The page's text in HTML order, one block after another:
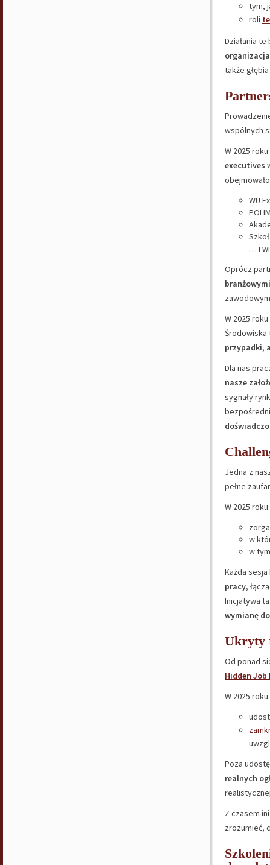
tym,
roli
Działania
także
wspólnych
W 2025
executives
WU
… i
Oprócz
branżowymi
W 2025
Środowiska
przypadki,
Dla nas
nasze
sygnały
Jedna z
pełne
W 2025 roku:
w
w tym
Każda
pracy,
Inicjatywa
wymianę
Ukryty
Od ponad
Hidden Job
W 2025 roku:
Poza
realnych
Z czasem
zrozumieć,